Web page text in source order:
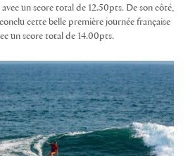
avec un score total de 12.50pts. De son côté,
cette belle première journée française
un score total de 14.00pts.